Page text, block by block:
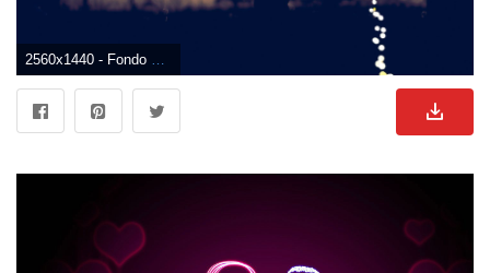
2560x1440 - Fondo de pantalla de 2560x1440. Wallpaper para escritorio 2K de enamorados.